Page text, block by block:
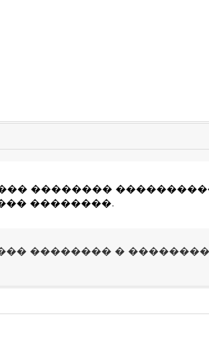
��������
��������.
�������� �